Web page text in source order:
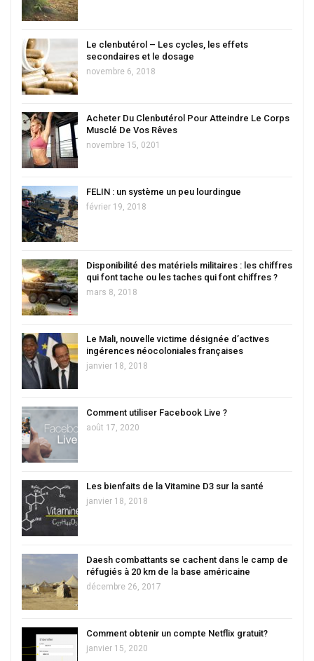
Le clenbutérol – Les cycles, les effets
secondaires et le dosage
novembre 6, 2018
Acheter Du Clenbutérol Pour Atteindre Le Corps
Musclé De Vos Rêves
novembre 15, 0201
FELIN : un système un peu lourdingue
février 19, 2018
Disponibilité des matériels militaires : les chiffres
qui font tache ou les taches qui font chiffres ?
mars 8, 2018
Le Mali, nouvelle victime désignée d’actives
ingérences néocoloniales françaises
janvier 18, 2018
Comment utiliser Facebook Live ?
août 17, 2020
Les bienfaits de la Vitamine D3 sur la santé
janvier 18, 2018
Daesh combattants se cachent dans le camp de
réfugiés à 20 km de la base américaine
décembre 26, 2017
Comment obtenir un compte Netflix gratuit?
janvier 15, 2020